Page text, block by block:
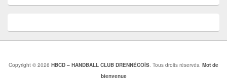
Copyright © 2026 HBCD – HANDBALL CLUB DRENNÉCOİS . Tous droits réservés. Mot de
bienvenue